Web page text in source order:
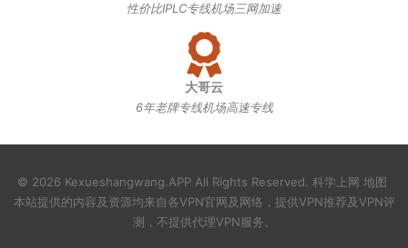
性价比IPLC专线机场三网加速
大哥云
6年老牌专线机场高速专线
© 2026 Kexueshangwang.APP All Rights Reserved. 科学上网 地图
本站提供的内容及资源均来自各VPN官网及网络，提供VPN推荐及 VPN评
测 ，不提供代理VPN服务。